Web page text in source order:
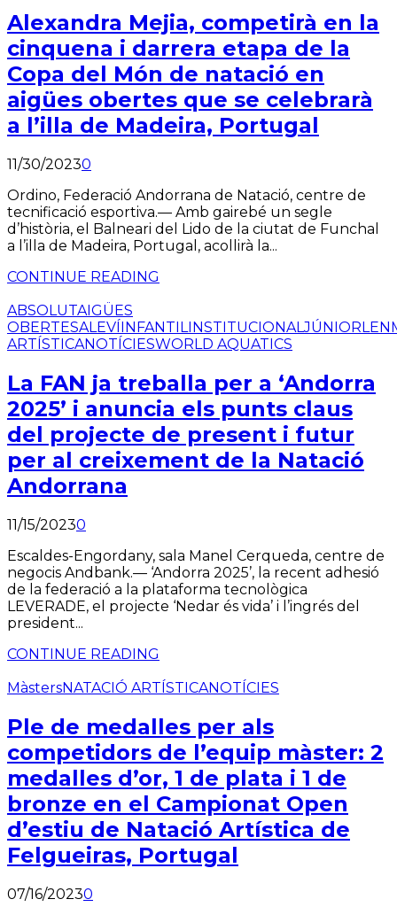
Alexandra Mejia, competirà en la
cinquena i darrera etapa de la
Copa del Món de natació en
aigües obertes que se celebrarà
a l’illa de Madeira, Portugal
11/30/20230
Ordino, Federació Andorrana de Natació, centre de
tecnificació esportiva.— Amb gairebé un segle
d’història, el Balneari del Lido de la ciutat de Funchal
a l’illa de Madeira, Portugal, acollirà la...
CONTINUE READING
ABSOLUTAIGÜES
OBERTESALEVÍ INFANTILINSTITUCIONALJÚNIOR LEN
ARTÍSTICANOTÍCIESWORLD AQUATICS
La FAN ja treballa per a ‘Andorra
2025’ i anuncia els punts claus
del projecte de present i futur
per al creixement de la Natació
Andorrana
11/15/20230
Escaldes-Engordany, sala Manel Cerqueda, centre de
negocis Andbank.— ‘Andorra 2025’, la recent adhesió
de la federació a la plataforma tecnològica
LEVERADE, el projecte ‘Nedar és vida’ i l’ingrés del
president...
CONTINUE READING
MàstersNATACIÓ ARTÍSTICANOTÍCIES
Ple de medalles per als
competidors de l’equip màster: 2
medalles d’or, 1 de plata i 1 de
bronze en el Campionat Open
d’estiu de Natació Artística de
Felgueiras, Portugal
07/16/20230